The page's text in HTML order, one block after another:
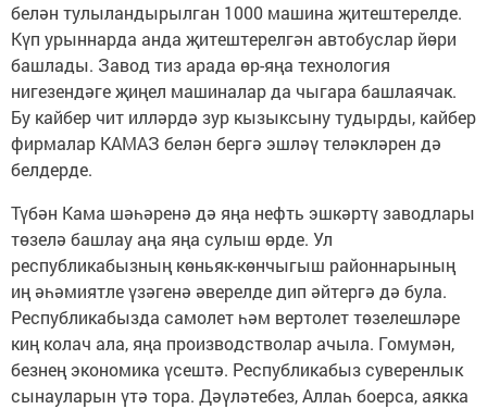
белән тулыландырылган 1000 машина җитештерелде.
Күп урыннарда анда җитештерелгән автобуслар йөри
башлады. Завод тиз арада өр-яңа технология
нигезендәге җиңел машиналар да чыгара башлаячак.
Бу кайбер чит илләрдә зур кызыксыну тудырды, кайбер
фирмалар КАМАЗ белән бергә эшләү теләкләрен дә
белдерде.
Түбән Кама шәһәренә дә яңа нефть эшкәртү заводлары
төзелә башлау аңа яңа сулыш өрде. Ул
республикабызның көньяк-көнчыгыш районнарының
иң әһәмиятле үзәгенә әверелде дип әйтергә дә була.
Республикабызда самолет һәм вертолет төзелешләре
киң колач ала, яңа производстволар ачыла. Гомумән,
безнең экономика үсештә. Республикабыз суверенлык
сынауларын үтә тора. Дәүләтебез, Аллаһ боерса, аякка